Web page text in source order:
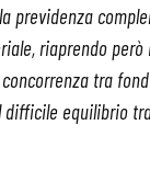
previdenza
riaprendo
tra
equilibrio